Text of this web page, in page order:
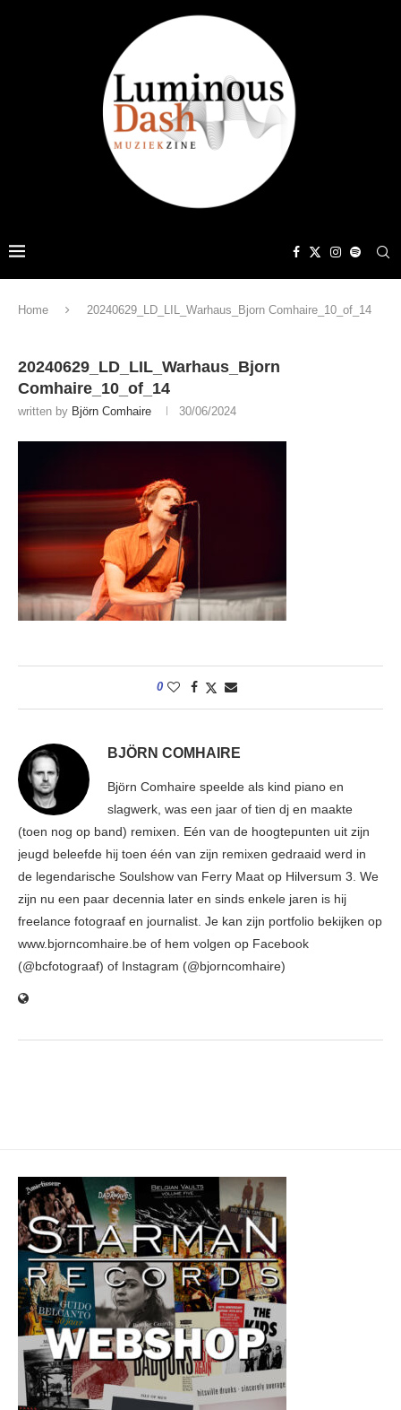
Home 20240629_LD_LIL_Warhaus_Bjorn Comhaire_10_of_14
20240629_LD_LIL_Warhaus_Bjorn
Comhaire_10_of_14
written by Björn Comhaire 30/06/2024
0
BJÖRN COMHAIRE
Björn Comhaire speelde als kind piano en
slagwerk, was een jaar of tien dj en maakte
(toen nog op band) remixen. Eén van de hoogtepunten uit zijn
jeugd beleefde hij toen één van zijn remixen gedraaid werd in
de legendarische Soulshow van Ferry Maat op Hilversum 3. We
zijn nu een paar decennia later en sinds enkele jaren is hij
freelance fotograaf en journalist. Je kan zijn portfolio bekijken op
www.bjorncomhaire.be of hem volgen op Facebook
(@bcfotograaf) of Instagram (@bjorncomhaire)